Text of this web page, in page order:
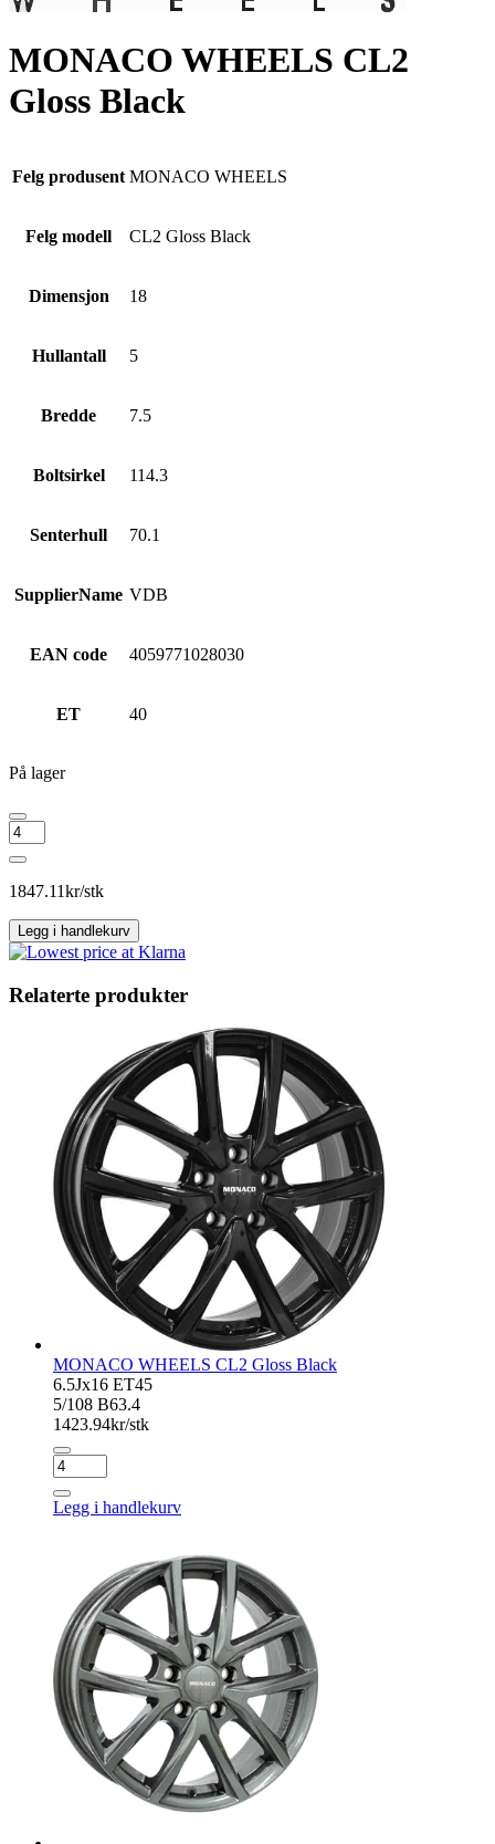
MONACO WHEELS CL2
Gloss Black
Felg produsent MONACO WHEELS
Felg modell CL2 Gloss Black
Dimensjon 18
Hullantall 5
Bredde 7.5
Boltsirkel 114.3
Senterhull 70.1
SupplierName VDB
EAN code 4059771028030
ET 40
På lager
MONACO
WHEELS
CL2
Gloss
antall
1847.11kr/stk
Legg i handlekurv
Relaterte produkter
MONACO WHEELS CL2 Gloss Black
6.5Jx16 ET45
5/108 B63.4
1423.94kr/stk
MONACO
WHEELS
CL2
Gloss
Legg i handlekurv